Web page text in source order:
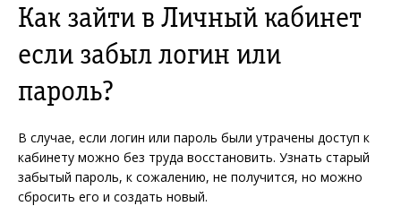
Как зайти в Личный кабинет
если забыл логин или
пароль?
В случае, если логин или пароль были утрачены доступ к
кабинету можно без труда восстановить. Узнать старый
забытый пароль, к сожалению, не получится, но можно
сбросить его и создать новый.